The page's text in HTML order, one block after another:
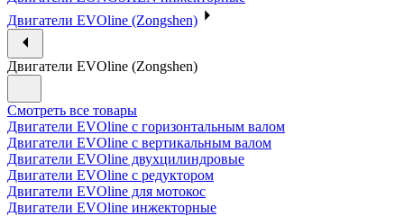
Двигатели EVOline (Zongshen)
Двигатели EVOline (Zongshen)
Смотреть все товары
Двигатели EVOline с горизонтальным валом
Двигатели EVOline с вертикальным валом
Двигатели EVOline двухцилиндровые
Двигатели EVOline с редуктором
Двигатели EVOline для мотокос
Двигатели EVOline инжекторные